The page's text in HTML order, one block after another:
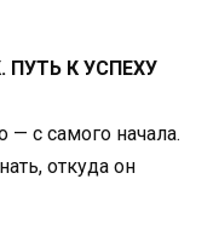
К УСПЕХУ
— с самого начала.
откуда он